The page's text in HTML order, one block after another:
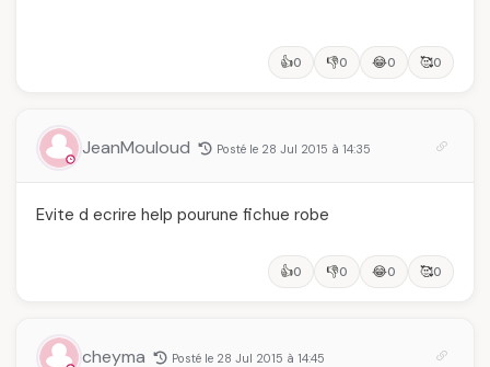
👍0 👎0 😂0 🥰0
JeanMouloud Posté le 28 Jul 2015 à 14:35
Evite d ecrire help pourune fichue robe
👍0 👎0 😂0 🥰0
cheyma Posté le 28 Jul 2015 à 14:45